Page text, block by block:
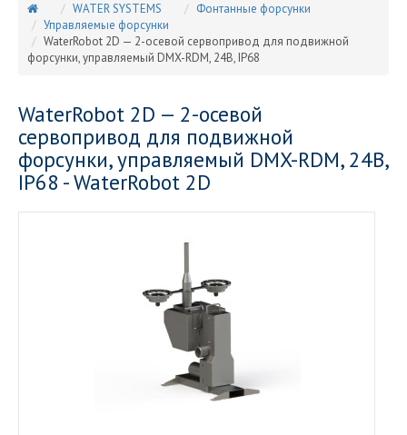
WATER SYSTEMS
Фонтанные форсунки
Управляемые форсунки
WaterRobot 2D — 2-осевой сервопривод для подвижной
форсунки, управляемый DMX-RDM, 24В, IP68
WaterRobot 2D — 2-осевой
сервопривод для подвижной
форсунки, управляемый DMX-RDM, 24В,
IP68 - WaterRobot 2D